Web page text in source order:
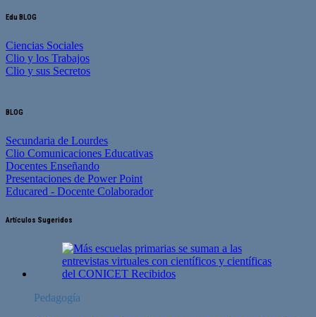
Edu BLOG
Ciencias Sociales
Clio y los Trabajos
Clio y sus Secretos
BLOG
Secundaria de Lourdes
Clio Comunicaciones Educativas
Docentes Enseñando
Presentaciones de Power Point
Educared - Docente Colaborador
Artículos Sugeridos
Pedagogía